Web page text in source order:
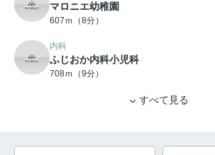
マロニエ幼稚園
607ｍ（8分）
内科
ふじおか内科小児科
708ｍ（9分）
すべて見る